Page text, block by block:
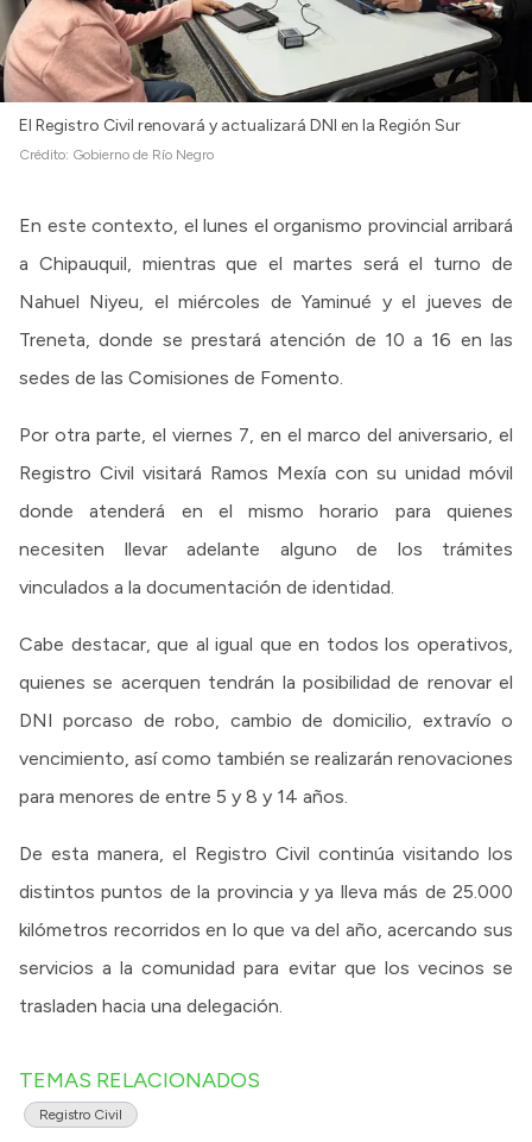
El Registro Civil renovará y actualizará DNI en la Región Sur
Crédito: Gobierno de Río Negro
En este contexto, el lunes el organismo provincial arribará
a Chipauquil, mientras que el martes será el turno de
Nahuel Niyeu, el miércoles de Yaminué y el jueves de
Treneta, donde se prestará atención de 10 a 16 en las
sedes de las Comisiones de Fomento.
Por otra parte, el viernes 7, en el marco del aniversario, el
Registro Civil visitará Ramos Mexía con su unidad móvil
donde atenderá en el mismo horario para quienes
necesiten llevar adelante alguno de los trámites
vinculados a la documentación de identidad.
Cabe destacar, que al igual que en todos los operativos,
quienes se acerquen tendrán la posibilidad de renovar el
DNI porcaso de robo, cambio de domicilio, extravío o
vencimiento, así como también se realizarán renovaciones
para menores de entre 5 y 8 y 14 años.
De esta manera, el Registro Civil continúa visitando los
distintos puntos de la provincia y ya lleva más de 25.000
kilómetros recorridos en lo que va del año, acercando sus
servicios a la comunidad para evitar que los vecinos se
trasladen hacia una delegación.
TEMAS RELACIONADOS
Registro Civil